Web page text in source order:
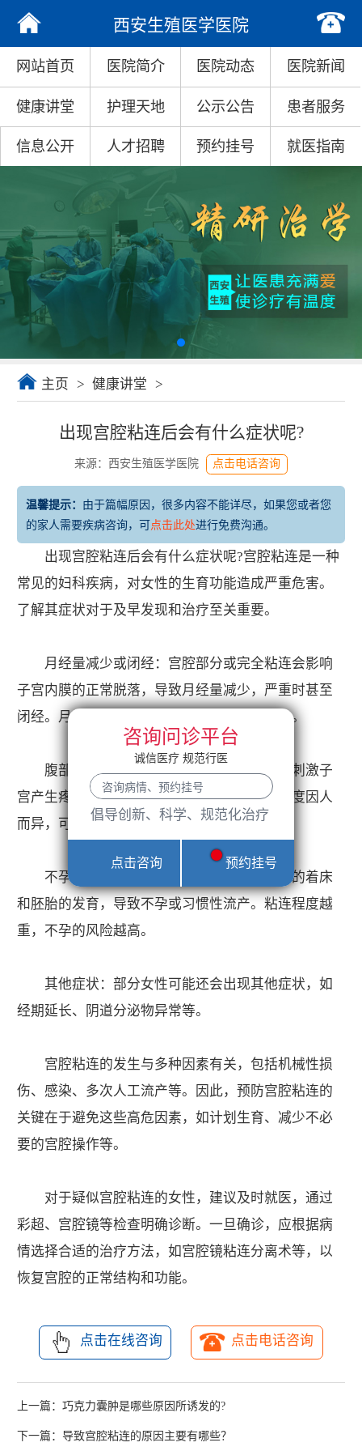
西安生殖医学医院
网站首页 医院简介 医院动态 医院新闻
健康讲堂 护理天地 公示公告 患者服务
信息公开 人才招聘 预约挂号 就医指南
主页 > 健康讲堂 >
出现宫腔粘连后会有什么症状呢?
来源：西安生殖医学医院 点击电话咨询
温馨提示： 由于篇幅原因，很多内容不能详尽，如果您或者您
的家人需要疾病咨询，可 点击此处进行免费沟通。
出现宫腔粘连后会有什么症状呢?宫腔粘连是一种
常见的妇科疾病，对女性的生育功能造成严重危害。
了解其症状对于及早发现和治疗至关重要。
月经量减少或闭经：宫腔部分或完全粘连会影响
子宫内膜的正常脱落，导致月经量减少，严重时甚至
闭经。月经周期可能正常，但出血量明显减少。
腹部疼痛：粘连可能导致经血排出不畅，刺激子
宫产生疼痛，尤其是周期性经期疼痛。疼痛程度因人
而异，可能随经期结束而缓解。
不孕或反复流产：宫腔粘连会影响受精卵的着床
和胚胎的发育，导致不孕或习惯性流产。粘连程度越
重，不孕的风险越高。
其他症状：部分女性可能还会出现其他症状，如
经期延长、阴道分泌物异常等。
宫腔粘连的发生与多种因素有关，包括机械性损
伤、感染、多次人工流产等。因此，预防宫腔粘连的
关键在于避免这些高危因素，如计划生育、减少不必
要的宫腔操作等。
对于疑似宫腔粘连的女性，建议及时就医，通过
彩超、宫腔镜等检查明确诊断。一旦确诊，应根据病
情选择合适的治疗方法，如宫腔镜粘连分离术等，以
恢复宫腔的正常结构和功能。
点击在线咨询 点击电话咨询
上一篇： 巧克力囊肿是哪些原因所诱发的?
下一篇： 导致宫腔粘连的原因主要有哪些？
咨询问诊平台
诚信医疗 规范行医
倡导创新、科学、规范化治疗
点击咨询 预约挂号